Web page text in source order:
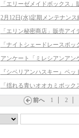
「エリーゼメイドボックス
2月12日(水)定期メンテナン
「エリン秘密商店」販売ア
「ナイトシェードレースボ
アンケート「ミレシアンアン
『シベリアンハスキー』ペ
「揺れる青いオオカミボッ
前へ 1 2